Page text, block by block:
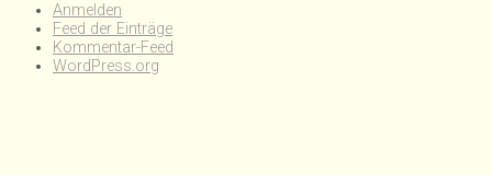
Anmelden
Feed der Einträge
Kommentar-Feed
WordPress.org